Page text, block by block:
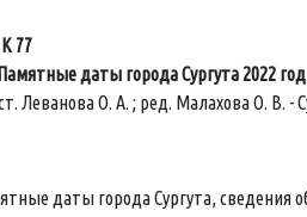
77
даты города Сургута 2022 год
Леванова О. А. ; ред. Малахова О. В. -
даты города Сургута, сведения